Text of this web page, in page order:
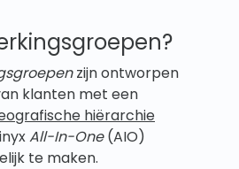
zijn ontworpen
klanten met een
hiërarchie
All-In-One(AIO)
te maken.